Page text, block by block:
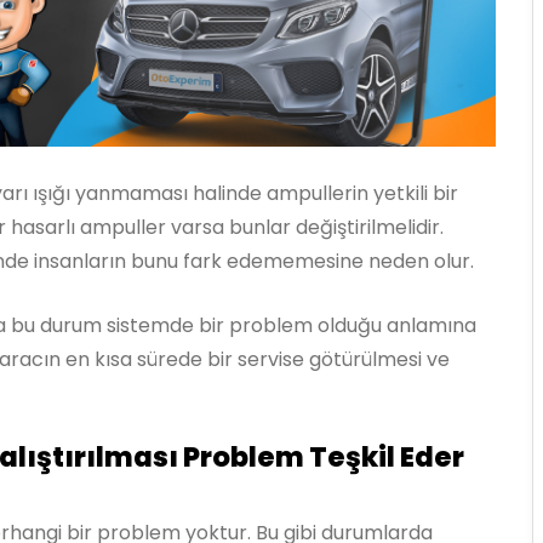
ışığı yanmaması halinde ampullerin yetkili bir
ampuller varsa bunlar değiştirilmelidir.
insanların bunu fark edememesine neden olur.
bu durum sistemde bir problem olduğu anlamına
en kısa sürede bir servise götürülmesi ve
Problem Teşkil Eder
bir problem yoktur. Bu gibi durumlarda